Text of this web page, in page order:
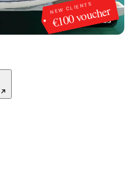
NEW CLIENTS
€100 voucher
1/35